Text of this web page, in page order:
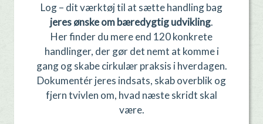
Log – dit værktøj til at sætte handling bag
jeres ønske om bæredygtig udvikling.
Her finder du mere end 120 konkrete
handlinger, der gør det nemt at komme i
gang og skabe cirkulær praksis i hverdagen.
Dokumentér jeres indsats, skab overblik og
fjern tvivlen om, hvad næste skridt skal
være.